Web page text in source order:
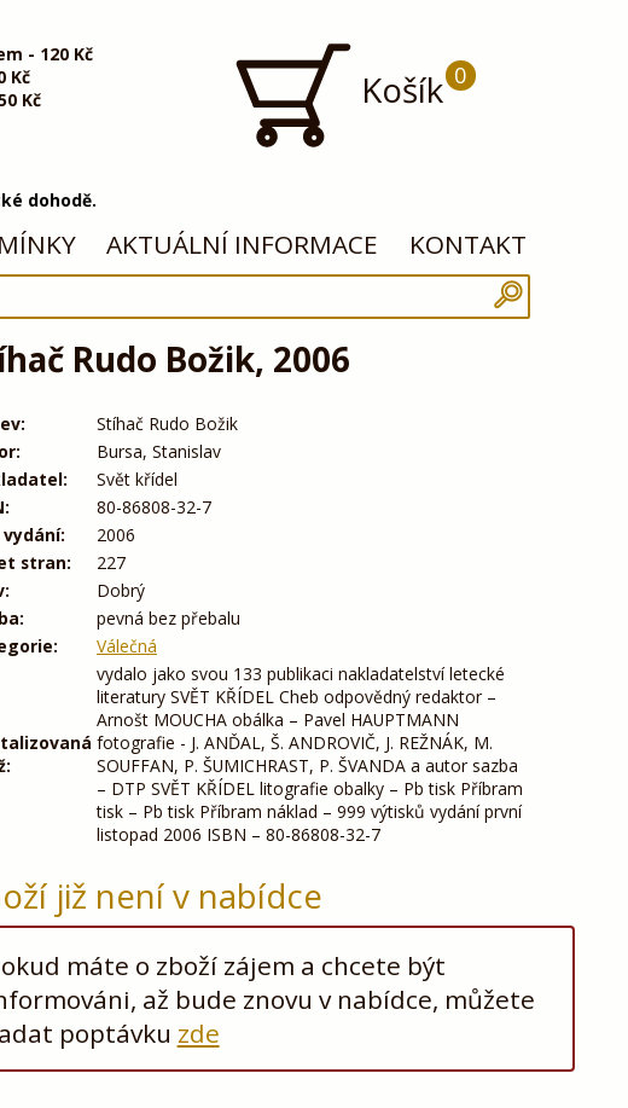
- 120 Kč
Kč
Kč Košík 0
dohodě.
AKTUÁLNÍ INFORMACE KONTAKT
Rudo Božik, 2006
Stíhač Rudo Božik
Bursa, Stanislav
Svět křídel
80-86808-32-7
vydání:
2006
stran:
227
Dobrý
pevná bez přebalu
Válečná
vydalo jako svou 133 publikaci nakladatelství letecké
literatury SVĚT KŘÍDEL Cheb odpovědný redaktor –
Arnošt MOUCHA obálka – Pavel HAUPTMANN
fotografie - J. ANĎAL, Š. ANDROVIČ, J. REŽNÁK, M.
SOUFFAN, P. ŠUMICHRAST, P. ŠVANDA a autor sazba
– DTP SVĚT KŘÍDEL litografie obalky – Pb tisk Příbram
tisk – Pb tisk Příbram náklad – 999 výtisků vydání první
listopad 2006 ISBN – 80-86808-32-7
již není v nabídce
máte o zboží zájem a chcete být
až bude znovu v nabídce, můžete
poptávku zde